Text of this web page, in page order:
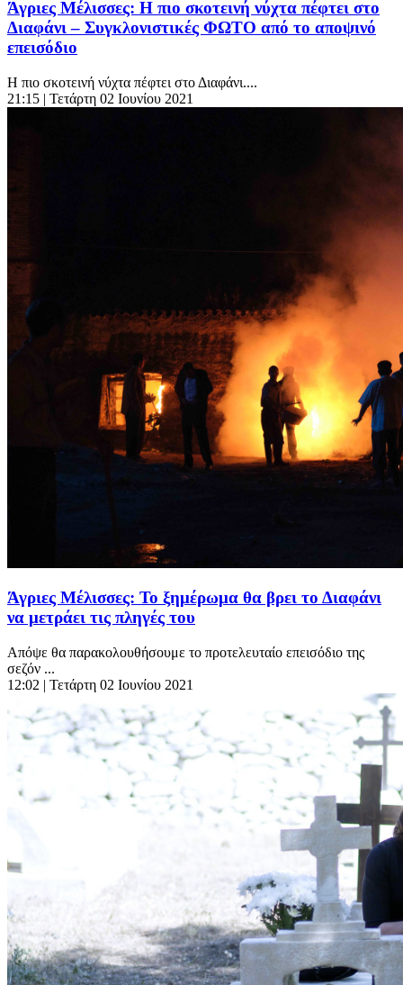
Άγριες Μέλισσες: Η πιο σκοτεινή νύχτα πέφτει στο
Διαφάνι – Συγκλονιστικές ΦΩΤΟ από το αποψινό
επεισόδιο
Η πιο σκοτεινή νύχτα πέφτει στο Διαφάνι....
21:15 | Τετάρτη 02 Ιουνίου 2021
Άγριες Μέλισσες: Το ξημέρωμα θα βρει το Διαφάνι
να μετράει τις πληγές του
Απόψε θα παρακολουθήσουμε το προτελευταίο επεισόδιο της
σεζόν ...
12:02 | Τετάρτη 02 Ιουνίου 2021